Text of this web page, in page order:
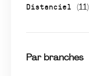
Distanciel (11)
Par branches